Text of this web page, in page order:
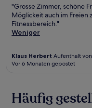
"Grosse Zimmer, schöne
Möglickeit auch im Freien
Fitnessbereich."
Weniger
Klaus Herbert Aufenthalt
Vor 6 Monaten gepostet
Häufig